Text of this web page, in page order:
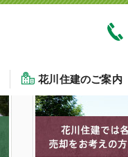
花川住建のご案内